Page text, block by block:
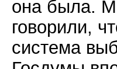
она была.
говорили,
система